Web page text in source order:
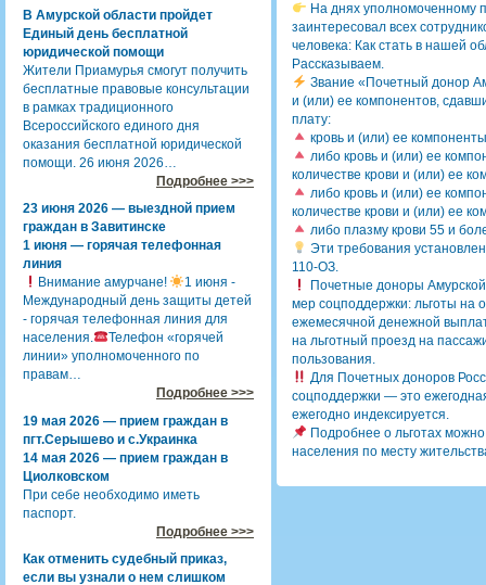
В Амурской области пройдет
Единый день бесплатной
юридической помощи
Жители Приамурья смогут получить
бесплатные правовые консультации
в рамках традиционного
Всероссийского единого дня
оказания бесплатной юридической
помощи. 26 июня 2026…
Подробнее >>>
23 июня 2026 — выездной прием
граждан в Завитинске
1 июня — горячая телефонная
линия
Внимание амурчане!
1 июня -
Международный день защиты детей
- горячая телефонная линия для
населения.
Телефон «горячей
линии» уполномоченного по
правам…
Подробнее >>>
19 мая 2026 — прием граждан в
пгт.Серышево и с.Украинка
14 мая 2026 — прием граждан в
Циолковском
При себе необходимо иметь
паспорт.
Подробнее >>>
Как отменить судебный приказ,
если вы узнали о нем слишком
На днях уполномоченному
заинтересовал всех
человека: Как стать в нашей
Рассказываем.
Звание «Почетный донор
и (или) ее компонентов,
плату:
кровь и (или) ее
либо кровь и (или) ее
количестве крови и (или) ее
либо кровь и (или) ее
количестве крови и (или) ее
либо плазму крови 55 и
Эти требования
110-ОЗ.
Почетные доноры
мер соцподдержки: льготы на
ежемесячной денежной
на льготный проезд на
пользования.
Для Почетных доноров
соцподдержки — это
ежегодно индексируется.
Подробнее о льготах
населения по месту